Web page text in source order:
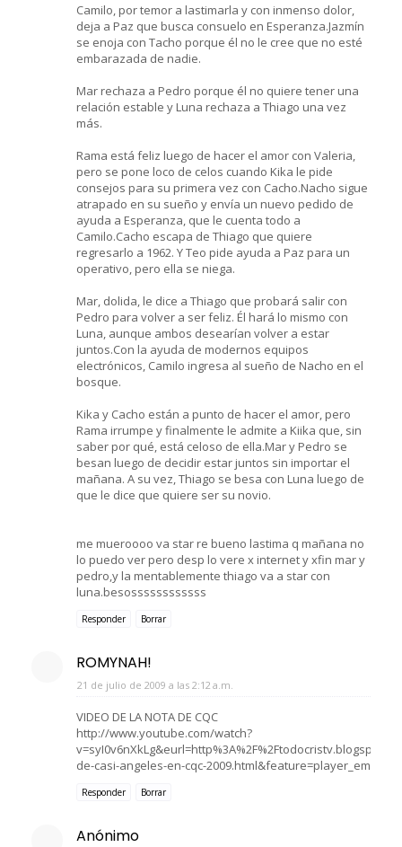
Camilo, por temor a lastimarla y con inmenso dolor,
deja a Paz que busca consuelo en Esperanza.Jazmín
se enoja con Tacho porque él no le cree que no esté
embarazada de nadie.
Mar rechaza a Pedro porque él no quiere tener una
relación estable y Luna rechaza a Thiago una vez
más.
Rama está feliz luego de hacer el amor con Valeria,
pero se pone loco de celos cuando Kika le pide
consejos para su primera vez con Cacho.Nacho sigue
atrapado en su sueño y envía un nuevo pedido de
ayuda a Esperanza, que le cuenta todo a
Camilo.Cacho escapa de Thiago que quiere
regresarlo a 1962. Y Teo pide ayuda a Paz para un
operativo, pero ella se niega.
Mar, dolida, le dice a Thiago que probará salir con
Pedro para volver a ser feliz. Él hará lo mismo con
Luna, aunque ambos desearían volver a estar
juntos.Con la ayuda de modernos equipos
electrónicos, Camilo ingresa al sueño de Nacho en el
bosque.
Kika y Cacho están a punto de hacer el amor, pero
Rama irrumpe y finalmente le admite a Kiika que, sin
saber por qué, está celoso de ella.Mar y Pedro se
besan luego de decidir estar juntos sin importar el
mañana. A su vez, Thiago se besa con Luna luego de
que le dice que quiere ser su novio.
me mueroooo va star re bueno lastima q mañana no
lo puedo ver pero desp lo vere x internet y xfin mar y
pedro,y la mentablemente thiago va a star con
luna.besossssssssssss
Responder Borrar
ROMYNAH!
21 de julio de 2009 a las 2:12 a.m.
VIDEO DE LA NOTA DE CQC
http://www.youtube.com/watch?
de-casi-angeles-en-cqc-
Responder Borrar
Anónimo